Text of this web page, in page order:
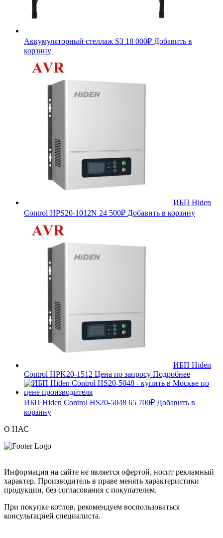
Аккумуляторный стеллаж S3 18 000₽ Добавить в
корзину
ИБП Hiden
Control HPS20-1012N 24 500₽ Добавить в корзину
ИБП Hiden
Control HPK20-1512 Цена по запросу Подробнее
ИБП Hiden Control HS20-5048 65 700₽ Добавить в
корзину
О НАС
Информация на сайте не является офертой, носит рекламный
характер. Производитель в праве менять характеристики
продукции, без согласования с покупателем.
При покупке котлов, рекомендуем воспользоваться
консультацией специалиста.